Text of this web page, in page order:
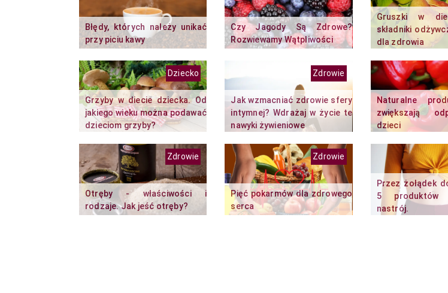
Błędy, których należy unikać
przy piciu kawy
Czy Jagody Są Zdrowe?
Rozwiewamy Wątpliwości
Gruszki w
składniki
dla zdrowia
Grzyby w diecie dziecka. Od
jakiego wieku można podawać
dzieciom grzyby?
Dziecko
Jak wzmacniać zdrowie sfery
intymnej? Wdrażaj w życie te
nawyki żywieniowe
Zdrowie
Naturalne
zwiększają
dzieci
Otręby - właściwości i
rodzaje. Jak jeść otręby?
Zdrowie
Pięć pokarmów dla zdrowego
serca
Zdrowie
Przez żołądek
5
nastrój.